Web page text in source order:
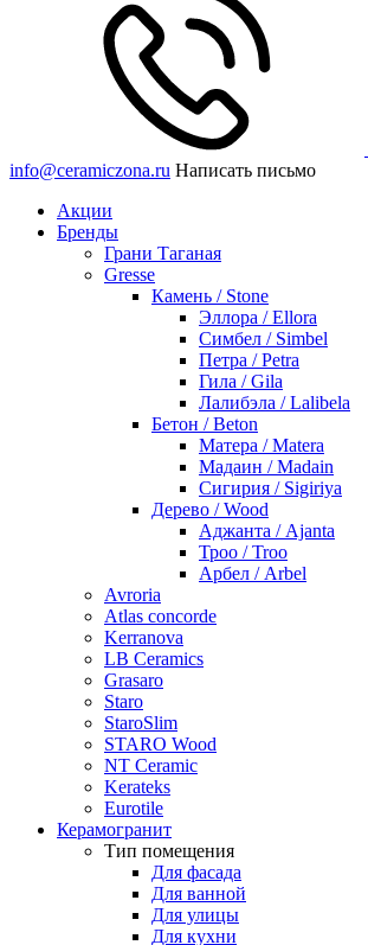
info@ceramiczona.ru Написать письмо
Акции
Бренды
Грани Таганая
Gresse
Камень / Stone
Эллора / Ellora
Симбел / Simbel
Петра / Petra
Гила / Gila
Лалибэла / Lalibela
Бетон / Beton
Матера / Matera
Мадаин / Madain
Сигирия / Sigiriya
Дерево / Wood
Аджанта / Ajanta
Троо / Troo
Арбел / Arbel
Avroria
Atlas concorde
Kerranova
LB Ceramics
Grasaro
Staro
StaroSlim
STARO Wood
NT Ceramic
Kerateks
Eurotile
Керамогранит
Тип помещения
Для фасада
Для ванной
Для улицы
Для кухни